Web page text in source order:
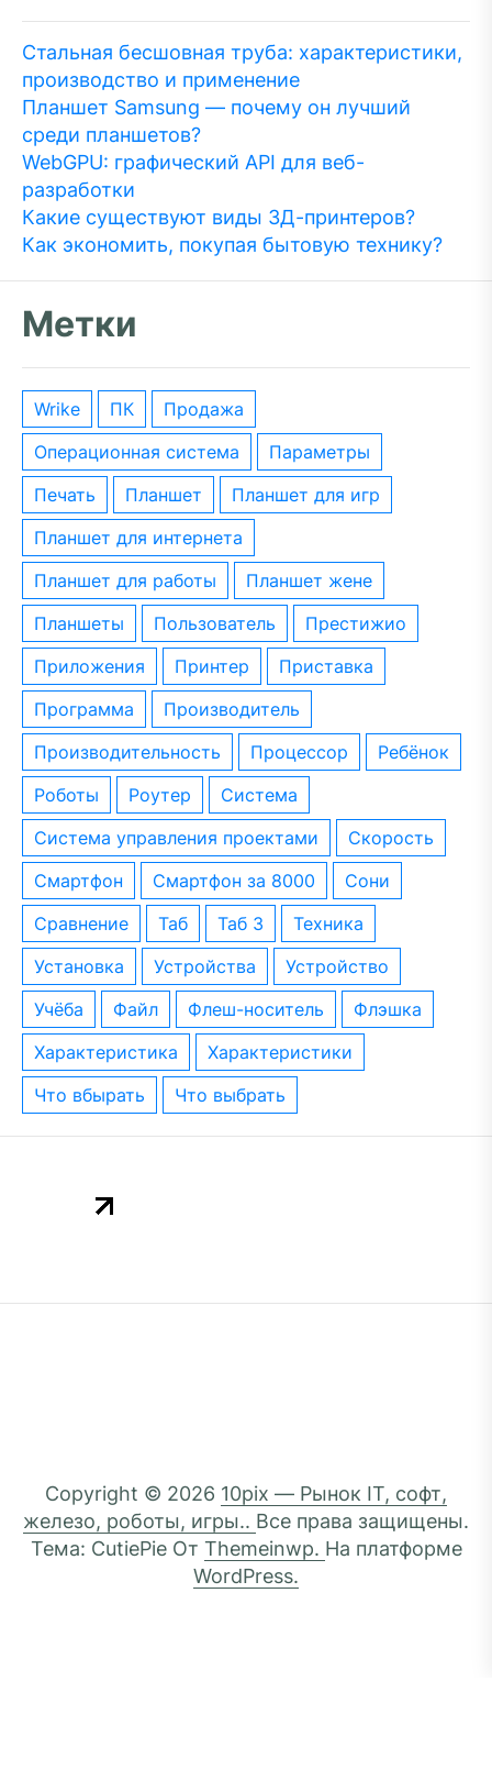
Стальная бесшовная труба: характеристики,
производство и применение
Планшет Samsung — почему он лучший
среди планшетов?
WebGPU: графический API для веб-
разработки
Какие существуют виды 3Д-принтеров?
Как экономить, покупая бытовую технику?
Метки
wrike ПК
Продажа
операционная система
параметры
печать
планшет
планшет для игр
планшет для интернета
планшет для работы
планшет жене
планшеты
пользователь
престижио
приложения
принтер
приставка
программа
производитель
производительность
процессор
ребёнок
роботы
роутер
система
система управления проектами
скорость
смартфон
смартфон за 8000
сони
сравнение
таб таб 3
техника
установка
устройства
устройство
учёба
файл флеш-носитель
флэшка
характеристика
характеристики
что вбырать
что выбрать
Copyright © 2026 10pix — Рынок IT, софт,
железо, роботы, игры.. Все права защищены.
Тема: CutiePie От Themeinwp. На платформе
WordPress.